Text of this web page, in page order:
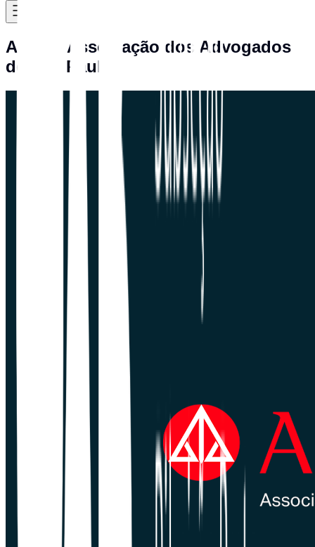
AASP - Associação dos Advogados
de São Paulo